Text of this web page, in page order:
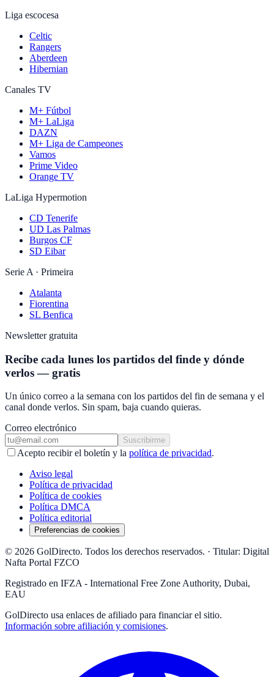
Liga escocesa
Celtic
Rangers
Aberdeen
Hibernian
Canales TV
M+ Fútbol
M+ LaLiga
DAZN
M+ Liga de Campeones
Vamos
Prime Video
Orange TV
LaLiga Hypermotion
CD Tenerife
UD Las Palmas
Burgos CF
SD Eibar
Serie A · Primeira
Atalanta
Fiorentina
SL Benfica
Newsletter gratuita
Recibe cada lunes los partidos del finde y dónde
verlos — gratis
Un único correo a la semana con los partidos del fin de semana y el
canal donde verlos. Sin spam, baja cuando quieras.
Correo electrónico
Suscribirme
Acepto recibir el boletín y la política de privacidad.
Aviso legal
Política de privacidad
Política de cookies
Política DMCA
Política editorial
Preferencias de cookies
© 2026 GolDirecto. Todos los derechos reservados. · Titular: Digital
Nafta Portal FZCO
Registrado en IFZA - International Free Zone Authority, Dubai,
EAU
GolDirecto usa enlaces de afiliado para financiar el sitio.
Información sobre afiliación y comisiones.